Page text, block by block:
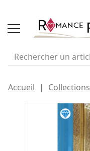
Accueil Collections